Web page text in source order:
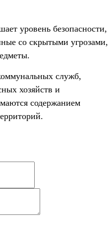
уровень безопасности,
со скрытыми угрозами,
служб,
хозяйств и
содержанием